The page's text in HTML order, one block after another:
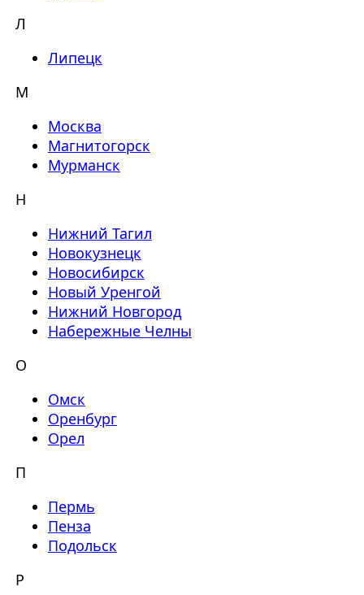
Л
Липецк
М
Москва
Магнитогорск
Мурманск
Н
Нижний Тагил
Новокузнецк
Новосибирск
Новый Уренгой
Нижний Новгород
Набережные Челны
О
Омск
Оренбург
Орел
П
Пермь
Пенза
Подольск
Р